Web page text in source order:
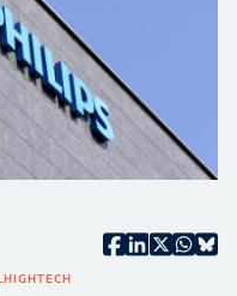
HIGHTECH